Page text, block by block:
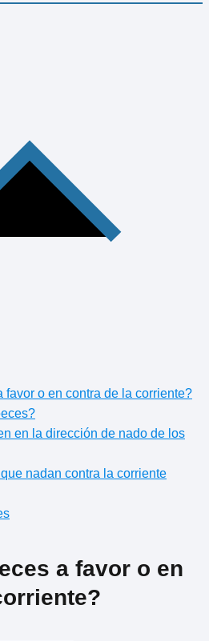
favor o en contra de la corriente?
en la dirección de nado de los
nadan contra la corriente
a favor o en